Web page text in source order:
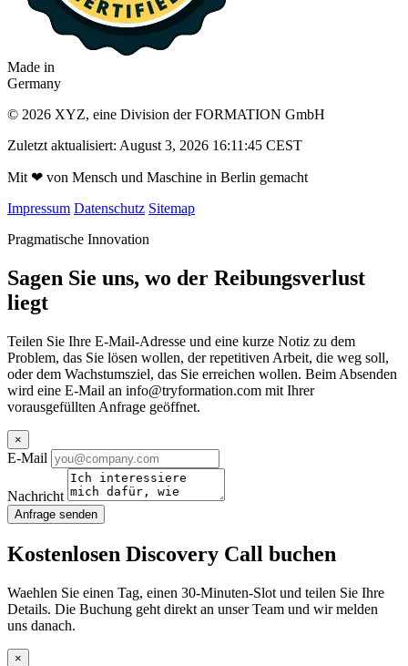
Made in
Germany
© 2026 XYZ, eine Division der FORMATION GmbH
Zuletzt aktualisiert: August 3, 2026 16:11:45 CEST
Mit ❤ von Mensch und Maschine in Berlin gemacht
Impressum Datenschutz Sitemap
Pragmatische Innovation
Sagen Sie uns, wo der Reibungsverlust
liegt
Teilen Sie Ihre E-Mail-Adresse und eine kurze Notiz zu dem
Problem, das Sie lösen wollen, der repetitiven Arbeit, die weg soll,
oder dem Wachstumsziel, das Sie erreichen wollen. Beim Absenden
wird eine E-Mail an info@tryformation.com mit Ihrer
vorausgefüllten Anfrage geöffnet.
×
E-Mail
Nachricht
Anfrage senden
Kostenlosen Discovery Call buchen
Waehlen Sie einen Tag, einen 30-Minuten-Slot und teilen Sie Ihre
Details. Die Buchung geht direkt an unser Team und wir melden
uns danach.
×